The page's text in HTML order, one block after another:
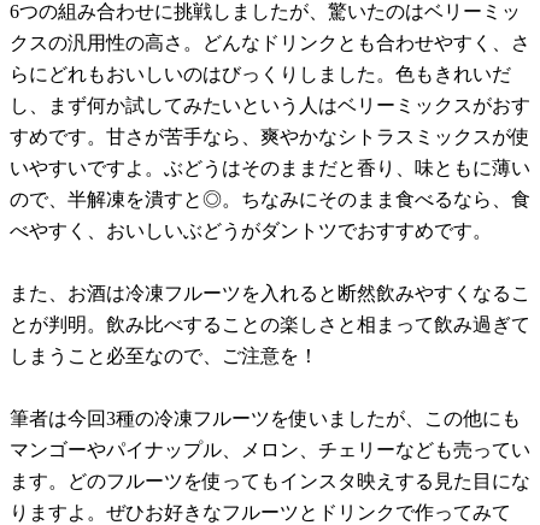
6つの組み合わせに挑戦しましたが、驚いたのはベリーミッ
クスの汎用性の高さ。どんなドリンクとも合わせやすく、さ
らにどれもおいしいのはびっくりしました。色もきれいだ
し、まず何か試してみたいという人はベリーミックスがおす
すめです。甘さが苦手なら、爽やかなシトラスミックスが使
いやすいですよ。ぶどうはそのままだと香り、味ともに薄い
ので、半解凍を潰すと◎。ちなみにそのまま食べるなら、食
べやすく、おいしいぶどうがダントツでおすすめです。
また、お酒は冷凍フルーツを入れると断然飲みやすくなるこ
とが判明。飲み比べすることの楽しさと相まって飲み過ぎて
しまうこと必至なので、ご注意を！
筆者は今回3種の冷凍フルーツを使いましたが、この他にも
マンゴーやパイナップル、メロン、チェリーなども売ってい
ます。どのフルーツを使ってもインスタ映えする見た目にな
りますよ。ぜひお好きなフルーツとドリンクで作ってみて